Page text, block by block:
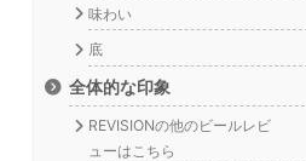
味わい
底
全体的な印象
REVISIONの他のビールレビ
ューはこちら